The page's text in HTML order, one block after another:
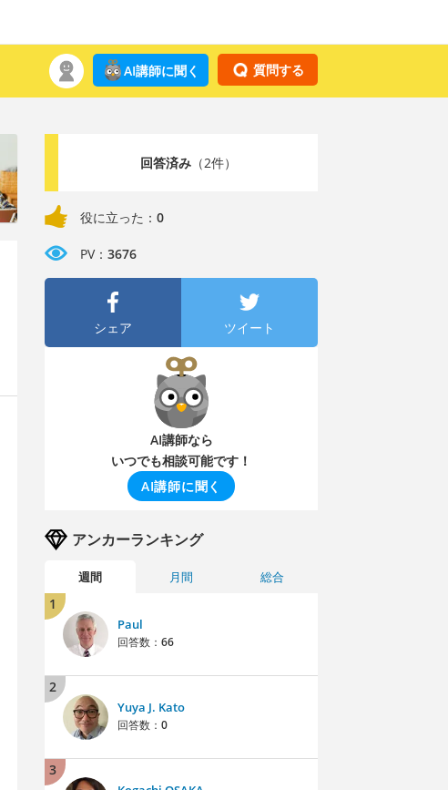
質問する
AI講師に聞く
回答済み（2件）
役に立った： 0
PV： 3676
シェア ツイート
AI講師なら
いつでも相談可能です！
AI講師に聞く
アンカーランキング
週間 月間 総合
1
Paul
回答数： 66
2
Yuya J. Kato
回答数： 0
3